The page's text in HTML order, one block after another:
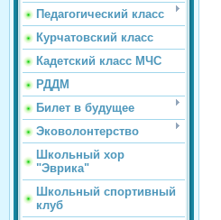
Педагогический класс
Курчатовский класс
Кадетский класс МЧС
РДДМ
Билет в будущее
Эковолонтерство
Школьный хор
"Эврика"
Школьный спортивный
клуб